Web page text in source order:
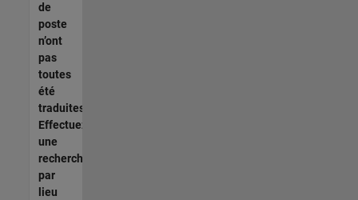
de
poste
n’ont
pas
toutes
été
traduites.
Effectuez
une
recherche
par
lieu